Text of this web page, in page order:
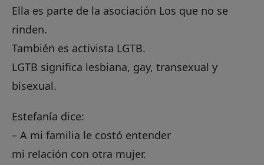
Ella es parte de la asociación Los que no se
rinden.
También es activista LGTB.
LGTB significa lesbiana, gay, transexual y
bisexual.
Estefanía dice:
– A mi familia le costó entender
mi relación con otra mujer.